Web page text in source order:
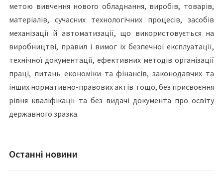
метою вивчення нового обладнання, виробів, товарів,
матеріалів, сучасних технологічних процесів, засобів
механізації й автоматизації, що використовується на
виробництві, правил і вимог їх безпечної експлуатації,
технічної документації, ефективних методів організації
праці, питань економіки та фінансів, законодавчих та
інших нормативно-правових актів тощо, без присвоєння
рівня кваліфікації та без видачі документа про освіту
державного зразка.
Останні новини